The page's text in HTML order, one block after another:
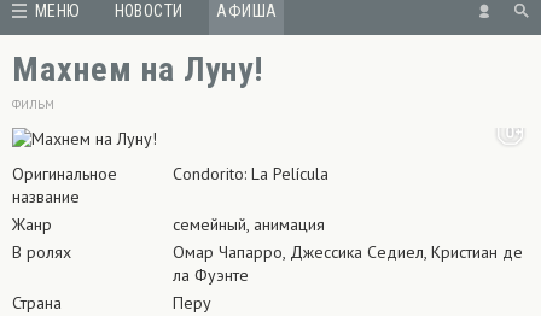
МЕНЮ НОВОСТИ АФИША
Махнем на Луну!
ФИЛЬМ
Оригинальное
название
Condorito: La Película
Жанр
семейный, анимация
В ролях
Омар Чапарро, Джессика Седиел, Кристиан де
ла Фуэнте
Страна
Перу